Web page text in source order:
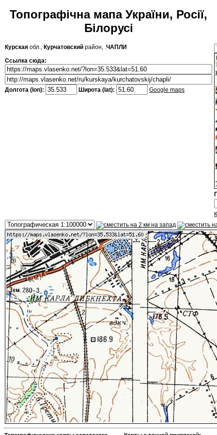
Топографічна мапа України, Росії,
Білорусі
Курская обл., Курчатовский район, .ЧАПЛИ
Ссылка сюда:
Долгота (lon): Широта (lat): Google maps